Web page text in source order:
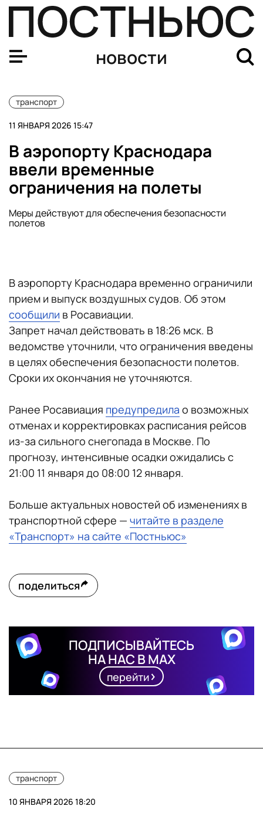
новости
транспорт
11 ЯНВАРЯ 2026 15:47
В аэропорту Краснодара
ввели временные
ограничения на полеты
Меры действуют для обеспечения безопасности
полетов
В аэропорту Краснодара временно ограничили
прием и выпуск воздушных судов. Об этом
сообщили в Росавиации.
Запрет начал действовать в 18:26 мск. В
ведомстве уточнили, что ограничения введены
в целях обеспечения безопасности полетов.
Сроки их окончания не уточняются.
Ранее Росавиация предупредила о возможных
отменах и корректировках расписания рейсов
из-за сильного снегопада в Москве. По
прогнозу, интенсивные осадки ожидались с
21:00 11 января до 08:00 12 января.
Больше актуальных новостей об изменениях в
транспортной сфере — читайте в разделе
«Транспорт» на сайте «Постньюс»
поделиться
ПОДПИСЫВАЙТЕСЬ
НА НАС В MAX
перейти
транспорт
10 ЯНВАРЯ 2026 18:20
Аэропорты Москвы продолжают работу на фоне